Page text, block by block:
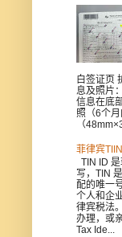
白签证页
息及照片
信息在底
照（6个
（
菲律宾
TIN ID
写，TIN
配的唯一
个人和企
律宾税法
办理，或
Tax Ide...